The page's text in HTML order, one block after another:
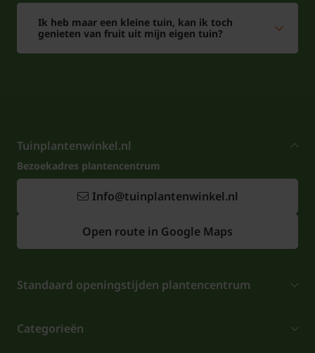
Ik heb maar een kleine tuin, kan ik toch
genieten van fruit uit mijn eigen tuin?
Tuinplantenwinkel.nl
Bezoekadres plantencentrum
Info@tuinplantenwinkel.nl
Open route in Google Maps
Standaard openingstijden plantencentrum
Categorieën